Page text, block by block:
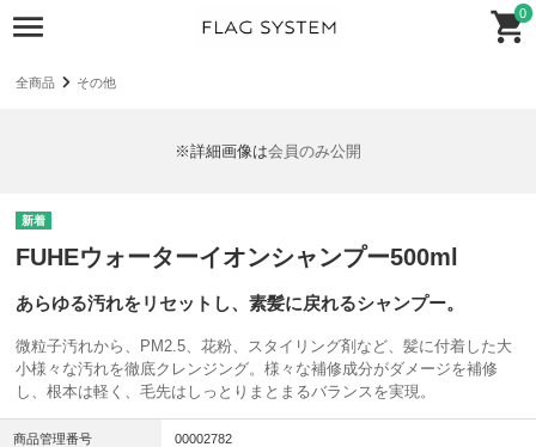
0
全商品 その他
※詳細画像は会員のみ公開
FUHEウォーターイオンシャンプー500ml
あらゆる汚れをリセットし、素髪に戻れるシャンプー。
微粒子汚れから、PM2.5、花粉、スタイリング剤など、髪に付着した大
小様々な汚れを徹底クレンジング。様々な補修成分がダメージを補修
し、根本は軽く、毛先はしっとりまとまるバランスを実現。
商品管理番号 00002782